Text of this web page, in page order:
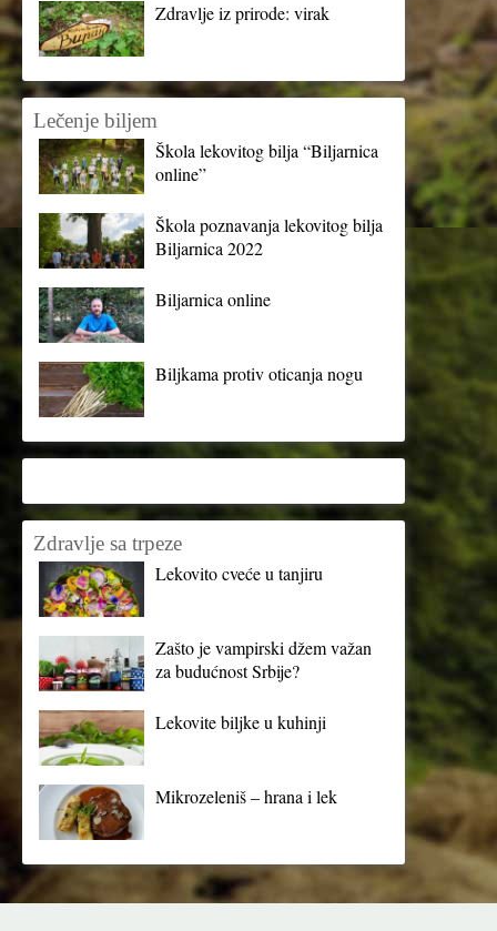
Zdravlje iz prirode: virak
Lečenje biljem
Škola lekovitog bilja “Biljarnica
online”
Škola poznavanja lekovitog bilja
Biljarnica 2022
Biljarnica online
Biljkama protiv oticanja nogu
Zdravlje sa trpeze
Lekovito cveće u tanjiru
Zašto je vampirski džem važan
za budućnost Srbije?
Lekovite biljke u kuhinji
Mikrozeleniš – hrana i lek